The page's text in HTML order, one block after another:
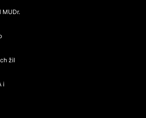
MUDr.
žil
i